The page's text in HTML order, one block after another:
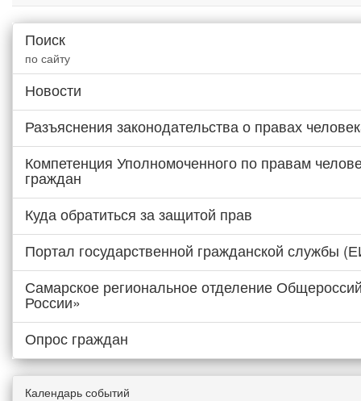
Поиск
по сайту
Новости
Разъяснения законодательства о правах
Компетенция Уполномоченного по правам
граждан
Куда обратиться за защитой прав
Портал государственной гражданской службы
Самарское региональное отделение
России»
Опрос граждан
Календарь событий